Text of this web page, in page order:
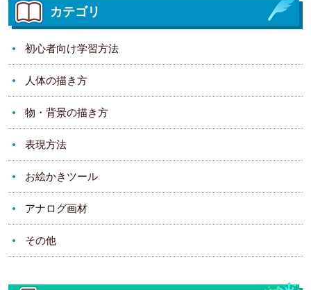
カテゴリ
初心者向け学習方法
人体の描き方
物・背景の描き方
表現方法
お絵かきツール
アナログ画材
その他